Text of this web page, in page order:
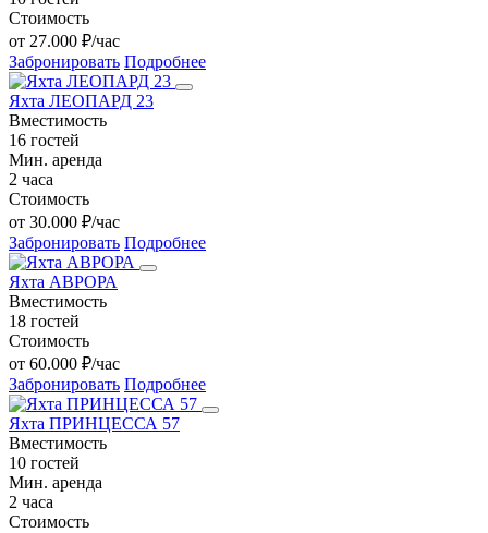
Стоимость
от 27.000 ₽/час
Забронировать Подробнее
Яхта ЛЕОПАРД 23
Вместимость
16 гостей
Мин. аренда
2 часа
Стоимость
от 30.000 ₽/час
Забронировать Подробнее
Яхта АВРОРА
Вместимость
18 гостей
Стоимость
от 60.000 ₽/час
Забронировать Подробнее
Яхта ПРИНЦЕССА 57
Вместимость
10 гостей
Мин. аренда
2 часа
Стоимость